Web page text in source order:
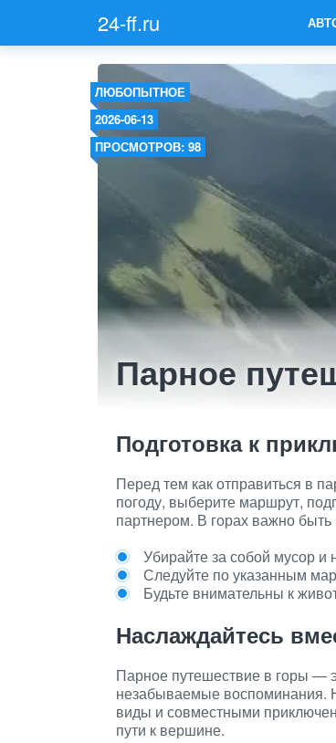
24-ff.ru
ЛЮБОПЫТНОЕ
2026-06-13
ПРОСМОТРОВ: 98
Парное
Подготовка к
Перед тем как отправиться в
погоду, выберите маршрут,
партнером. В горах важно
Убирайте за собой мусор и
Следуйте по указанным
Будьте внимательны к
Наслаждайтесь
Парное путешествие в горы —
незабываемые воспоминания.
виды и совместными
пути к вершине.